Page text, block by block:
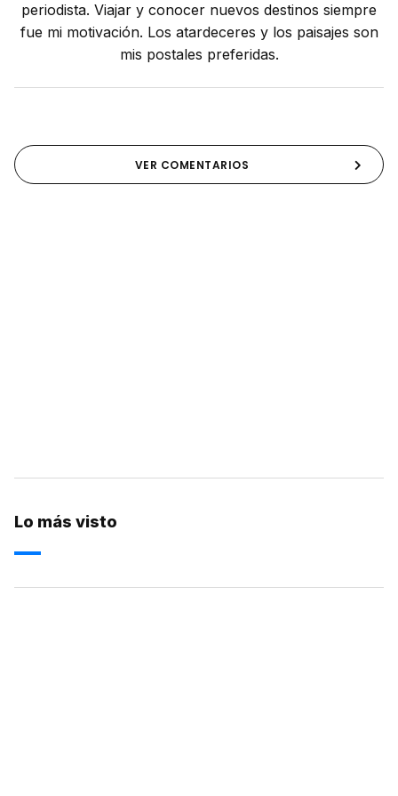
periodista. Viajar y conocer nuevos destinos siempre
fue mi motivación. Los atardeceres y los paisajes son
mis postales preferidas.
VER COMENTARIOS
Lo más visto